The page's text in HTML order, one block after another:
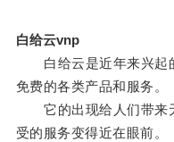
白给云vnp
白给云是近年来兴起
免费的各类产品和服务。
它的出现给人们带来
受的服务变得近在眼前。